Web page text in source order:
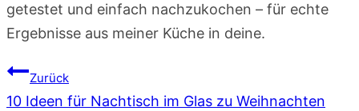
getestet und einfach nachzukochen – für echte
Ergebnisse aus meiner Küche in deine.
Beitragsnavigation
Zurück
10 Ideen für Nachtisch im Glas zu Weihnachten